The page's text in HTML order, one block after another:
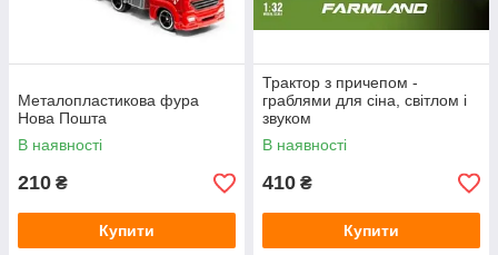
Металопластикова фура
Нова Пошта
В наявності
210 ₴
Купити
Трактор з причепом -
граблями для сіна, світлом і
звуком
В наявності
410 ₴
Купити